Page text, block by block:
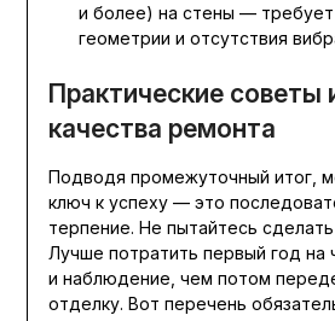
и более) на стены —
геометрии и отсутствия
Практические советы
качества ремонта
Подводя промежуточный итог,
ключ к успеху — это
терпение. Не пытайтесь сделать
Лучше потратить первый год на
и наблюдение, чем потом
отделку. Вот перечень